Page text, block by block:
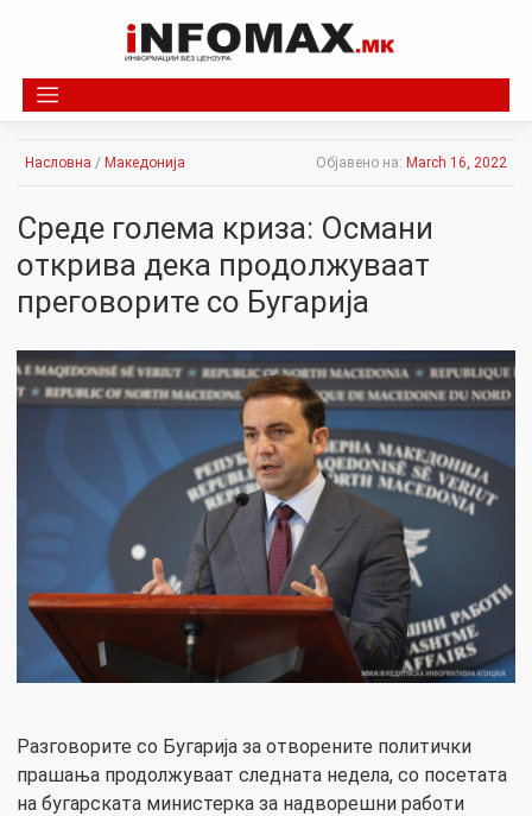
Насловна / Македонија Објавено на: March 16, 2022
Среде голема криза: Османи
открива дека продолжуваат
преговорите со Бугарија
Разговорите со Бугарија за отворените политички
прашања продолжуваат следната недела, со посетата
на бугарската министерка за надворешни работи